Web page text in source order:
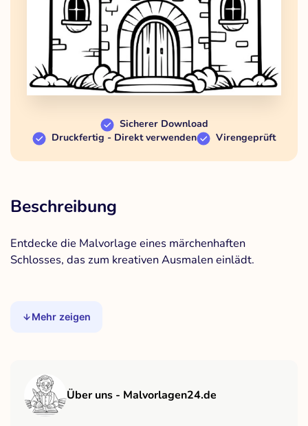
Sicherer Download
Druckfertig - Direkt verwenden
Virengeprüft
Beschreibung
Entdecke die Malvorlage eines märchenhaften
Schlosses, das zum kreativen Ausmalen einlädt.
Mehr zeigen
Über uns - Malvorlagen24.de